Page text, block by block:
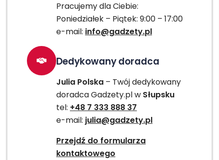
Pracujemy dla Ciebie:
Poniedziałek – Piątek: 9:00 – 17:00
e-mail: info@gadzety.pl
Dedykowany doradca
Julia Polska – Twój dedykowany
doradca Gadzety.pl w Słupsku
tel: +48 7 333 888 37
e-mail: julia@gadzety.pl
Przejdź do formularza
kontaktowego